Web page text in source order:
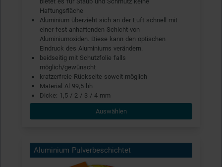
Haftungsfläche
Aluminium überzieht sich an der Luft schnell mit
einer fest anhaftenden Schicht von
Aluminiumoxiden. Diese kann den optischen
Eindruck des Aluminiums verändern.
beidseitig mit Schutzfolie falls
möglich/gewünscht
kratzerfreie Rückseite soweit möglich
Material Al 99,5 hh
Dicke: 1,5 / 2 / 3 / 4 mm
Auswählen
Aluminium Pulverbeschichtet